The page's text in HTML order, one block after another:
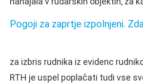
Pogoji za zaprtje izpolnjeni.
za izbris rudnika iz evidenc
RTH je uspel poplačati tudi vse